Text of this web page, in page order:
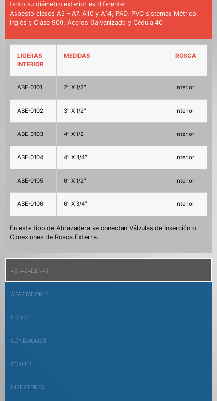
ABRAZADERAS
ADAPTADORES
CODOS
CONEXIONES
COPLES
INSERTORES
tanto su diámetro exterior es diferente:
Asbesto clases A5 – A7, A10 y A14, PAD, PVC sistemas Métrico,
Inglés y Clase 900, Aceros Galvanizado y Cédula 40
LIGERAS
INTERIOR
MEDIDAS ROSCA
ABE-0101 2″ X 1/2″ Interior
ABE-0102 3″ X 1/2″ Interior
ABE-0103 4″ X 1/2 Interior
ABE-0104 4″ X 3/4″ Interior
ABE-0105 6″ X 1/2″ Interior
ABE-0106 6″ X 3/4″ Interior
En este tipo de Abrazadera se conectan Válvulas de Inserción o
Conexiones de Rosca Externa.